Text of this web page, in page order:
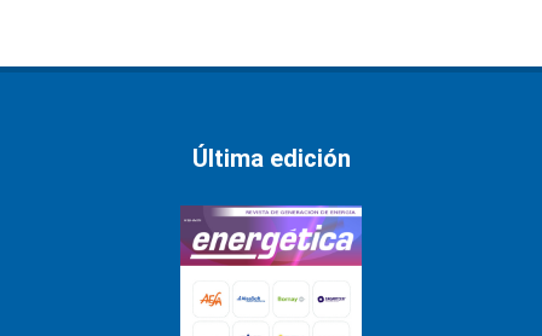
Última edición